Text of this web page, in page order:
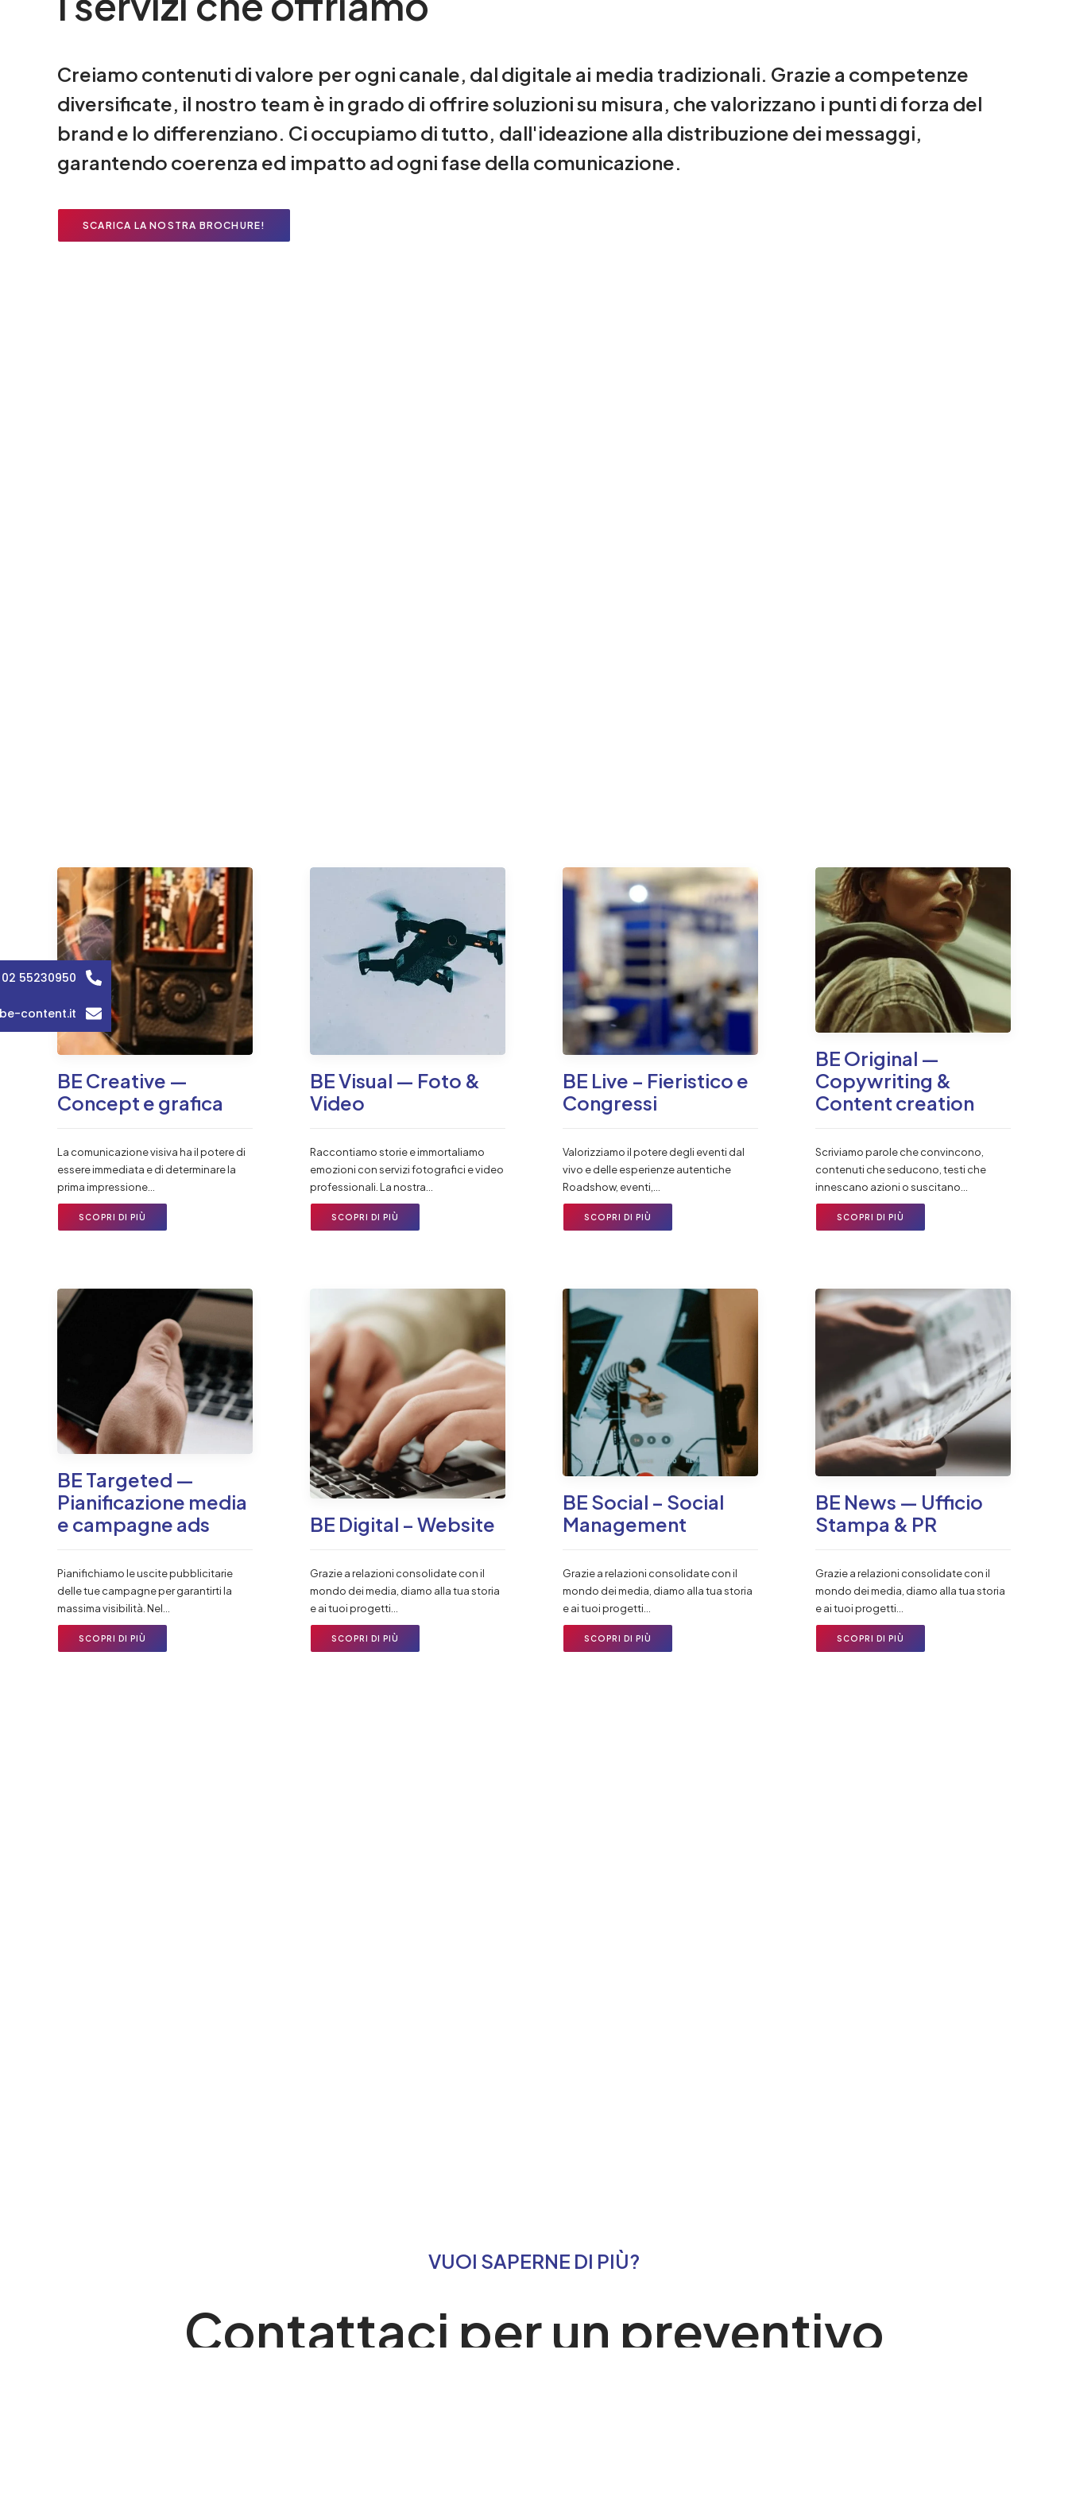
Creiamo contenuti divalore per ogni canale, dal digitale ai media tradizionali. Grazie a competenze
diversificate, il nostro team è in grado di offriresoluzionisu misura, chevalorizzano i punti di forza del
brand e lo differenziano. Ci occupiamo di tutto, dall'ideazione alla distribuzione dei messaggi,
garantendo coerenza ed impatto ad ogni fase della comunicazione.
SCARICA LA NOSTRA BROCHURE!
BE Creative —
Concept e grafica
La comunicazione visiva ha il potere di
essere immediata e di determinare la
prima impressione…
SCOPRI DI PIÙ
BE Visual — Foto &
Video
Raccontiamo storie e immortaliamo
emozioni con servizi fotografici e video
professionali. La nostra…
SCOPRI DI PIÙ
BE Live – Fieristico e
Congressi
Valorizziamo il potere degli eventi dal
vivo e delle esperienze autentiche
Roadshow, eventi,…
SCOPRI DI PIÙ
BE Original —
Copywriting &
Content creation
Scriviamo parole che convincono,
contenuti che seducono, testi che
innescano azioni o suscitano…
SCOPRI DI PIÙ
BE Targeted —
Pianificazione media
e campagne ads
Pianifichiamo le uscite pubblicitarie
delle tue campagne per garantirti la
massima visibilità. Nel…
SCOPRI DI PIÙ
BE Digital – Website
Grazie a relazioni consolidate con il
mondo dei media, diamo alla tua storia
e ai tuoi progetti…
SCOPRI DI PIÙ
BE Social – Social
Management
Grazie a relazioni consolidate con il
mondo dei media, diamo alla tua storia
e ai tuoi progetti…
SCOPRI DI PIÙ
BE News — Ufficio
Stampa & PR
Grazie a relazioni consolidate con il
mondo dei media, diamo alla tua storia
e ai tuoi progetti…
SCOPRI DI PIÙ
VUOI SAPERNE DI PIÙ?
Contattaci per un preventivo
55230950
content.it